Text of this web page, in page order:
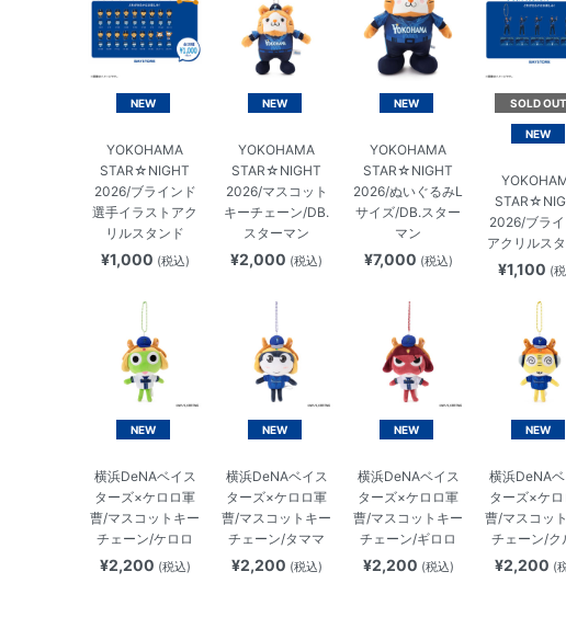
NEW
YOKOHAMA
STAR☆NIGHT
2026/ブラインド
選手イラストアク
リルスタンド
¥1,000 (税込)
NEW
YOKOHAMA
STAR☆NIGHT
2026/マスコット
キーチェーン/DB.
スターマン
¥2,000 (税込)
NEW
YOKOHAMA
STAR☆NIGHT
2026/ぬいぐるみL
サイズ/DB.スター
マン
¥7,000 (税込)
SOLD OUT
NEW
2026/ブラ
アクリルス
¥1,100 (
NEW
横浜DeNAベイス
ターズ×ケロロ軍
曹/マスコットキー
チェーン/ケロロ
¥2,200 (税込)
NEW
横浜DeNAベイス
ターズ×ケロロ軍
曹/マスコットキー
チェーン/タママ
¥2,200 (税込)
NEW
横浜DeNAベイス
ターズ×ケロロ軍
曹/マスコットキー
チェーン/ギロロ
¥2,200 (税込)
NEW
横浜DeNAベ
ターズ×ケ
曹/マスコッ
チェーン/ク
¥2,200 (